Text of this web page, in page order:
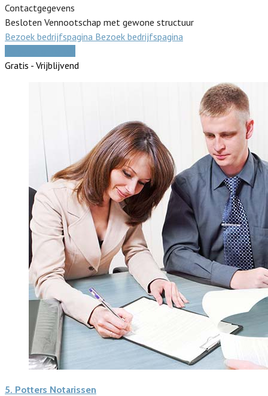
Contactgegevens
Besloten Vennootschap met gewone structuur
Bezoek bedrijfspagina Bezoek bedrijfspagina
Gratis - Vrijblijvend
5. Potters Notarissen